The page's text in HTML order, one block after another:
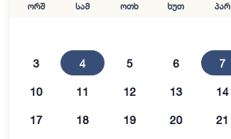
ორშ სამ ოთხ ხუთ პარ
3 4 5 6 7
10 11 12 13 14
17 18 19 20 21